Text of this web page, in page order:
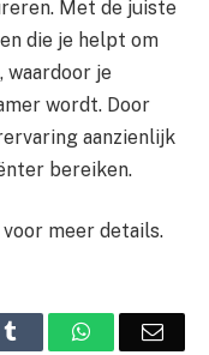
Met de juiste
die je helpt om
je
wordt. Door
aanzienlijk
bereiken.
voor meer details.
Tumblr WhatsApp